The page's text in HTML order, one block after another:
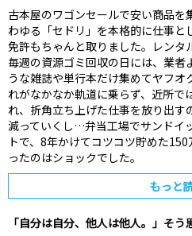
古本屋のワゴンセールで安い商品を
わゆる「セドリ」を本格的に仕事と
免許もちゃんと取りました。レンタ
毎週の資源ゴミ回収の日には、業者
うな雑誌や単行本だけ集めてヤフオ
れがなかなか軌道に乗らず、近所で
れ、折角立ち上げた仕事を放り出す
減っていくし…弁当工場でサンドイ
トで、8年かけてコツコツ貯めた
ったのはショックでした。
もっと
「自分は自分、他人は他人。」そう